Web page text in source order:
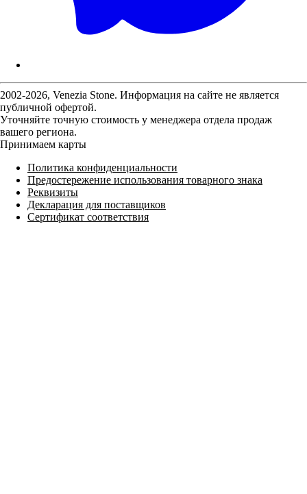
2002-2026, Venezia Stone. Информация на сайте не является
публичной офертой.
Уточняйте точную стоимость у менеджера отдела продаж
вашего региона.
Принимаем карты
Политика конфиденциальности
Предостережение использования товарного знака
Реквизиты
Декларация для поставщиков
Сертификат соответствия